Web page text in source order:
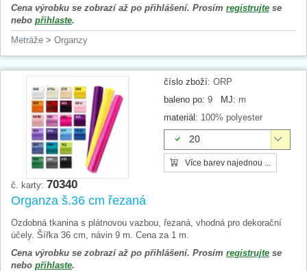
Cena výrobku se zobrazí až po přihlášení. Prosím registrujte se
nebo přihlaste.
Metráže > Organzy
číslo zboží: ORP
baleno po: 9 MJ: m
materiál: 100% polyester
20
Více barev najednou ...
č. karty: 70340
Organza š.36 cm řezaná
Ozdobná tkanina s plátnovou vazbou, řezaná, vhodná pro dekorační
účely. Šířka 36 cm, návin 9 m. Cena za 1 m.
Cena výrobku se zobrazí až po přihlášení. Prosím registrujte se
nebo přihlaste.